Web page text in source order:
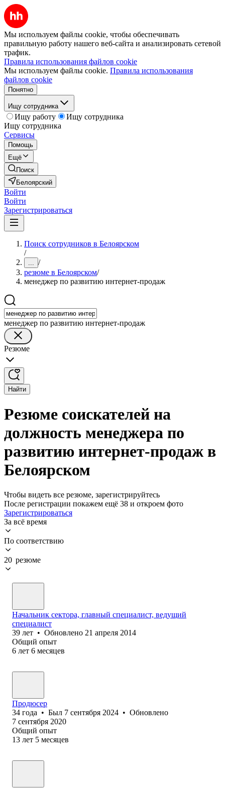
Мы используем файлы cookie, чтобы обеспечивать
правильную работу нашего веб-сайта и анализировать сетевой
трафик.
Правила использования файлов cookie
Мы используем файлы cookie. Правила использования
файлов cookie
Понятно
Ищу сотрудника
Ищу работу
Ищу сотрудника
Ищу сотрудника
Сервисы
Помощь
Ещё
Поиск
Белоярский
Войти
Войти
Зарегистрироваться
Поиск сотрудников в Белоярском
/
... /
резюме в Белоярском/
менеджер по развитию интернет-продаж
менеджер по развитию интернет-продаж
Резюме
Найти
Резюме соискателей на
должность менеджера по
развитию интернет-продаж в
Белоярском
Чтобы видеть все резюме, зарегистрируйтесь
После регистрации покажем ещё 38 и откроем фото
Зарегистрироваться
За всё время
По соответствию
20 резюме
Начальник сектора, главный специалист, ведущий
специалист
39 лет • Обновлено 21 апреля 2014
Общий опыт
6 лет 6 месяцев
Продюсер
34 года • Был 7 сентября 2024 • Обновлено
7 сентября 2020
Общий опыт
13 лет 5 месяцев